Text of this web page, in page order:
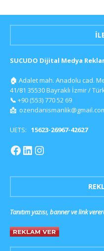
SUCUDO Dijital Medya
🏠 Adalet mah. Anadolu cad.
41/81 35530 Bayraklı İzmir /
📞 +90 (553) 770 52 69
📩
UETS: 15623-26967-42627
Tanıtım yazısı, banner ve link